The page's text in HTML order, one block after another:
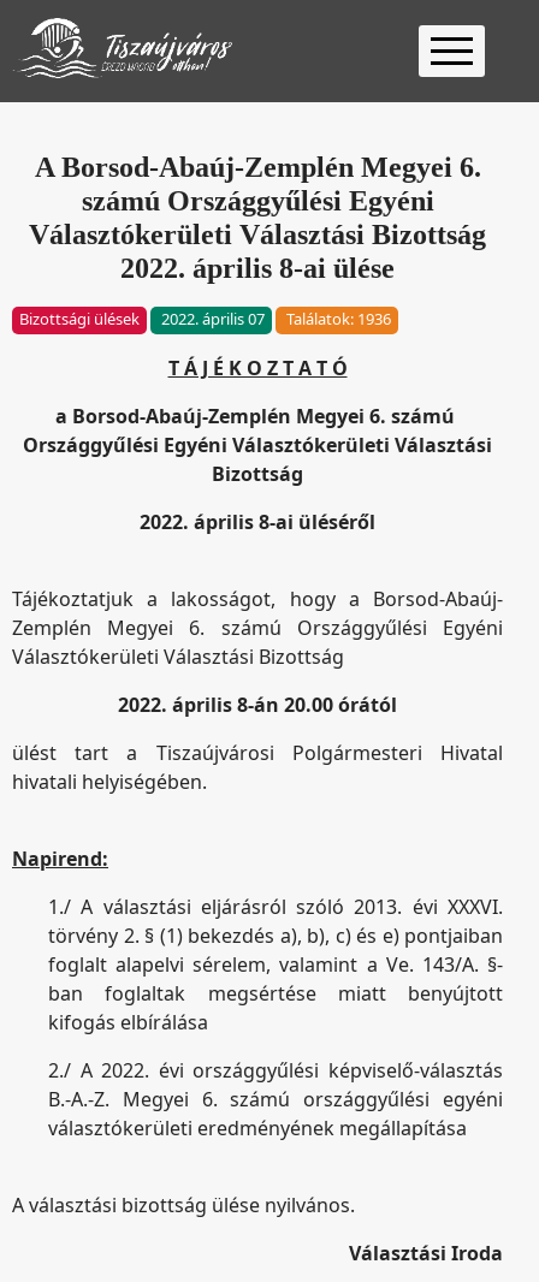
Kezdőlap
Ügyfélfogadás
Ügyintézés
Választás
A Borsod-Abaúj-Zemplén Megyei 6.
számú Országgyűlési Egyéni
Választókerületi Választási Bizottság
2022. április 8-ai ülése
Bizottsági ülések 2022. április 07 Találatok: 1936
T Á J É K O Z T A T Ó
a Borsod-Abaúj-Zemplén Megyei 6. számú
Országgyűlési Egyéni Választókerületi Választási
Bizottság
2022. április 8-ai üléséről
Tájékoztatjuk a lakosságot, hogy a Borsod-Abaúj-
Zemplén Megyei 6. számú Országgyűlési Egyéni
Választókerületi Választási Bizottság
2022. április 8-án 20.00 órától
ülést tart a Tiszaújvárosi Polgármesteri Hivatal
hivatali helyiségében.
Napirend:
1./ A választási eljárásról szóló 2013. évi XXXVI.
törvény 2. § (1) bekezdés a), b), c) és e) pontjaiban
foglalt alapelvi sérelem, valamint a Ve. 143/A. §-
ban foglaltak megsértése miatt benyújtott
kifogás elbírálása
2./ A 2022. évi országgyűlési képviselő-választás
B.-A.-Z. Megyei 6. számú országgyűlési egyéni
választókerületi eredményének megállapítása
A választási bizottság ülése nyilvános.
Választási Iroda